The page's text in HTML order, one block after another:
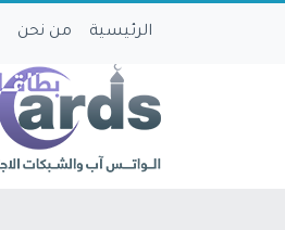
الرئيسية من نحن